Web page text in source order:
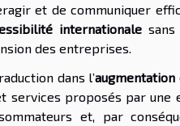
et de communiquer
internationale
des entreprises.
dans l’augmentation
services proposés par une
et, par